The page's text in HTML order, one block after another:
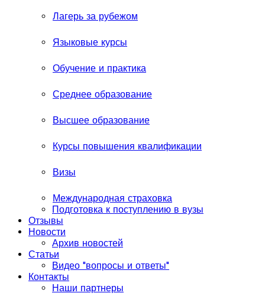
Лагерь за рубежом
Языковые курсы
Обучение и практика
Среднее образование
Высшее образование
Курсы повышения квалификации
Визы
Международная страховка
Подготовка к поступлению в вузы
Отзывы
Новости
Архив новостей
Статьи
Видео "вопросы и ответы"
Контакты
Наши партнеры